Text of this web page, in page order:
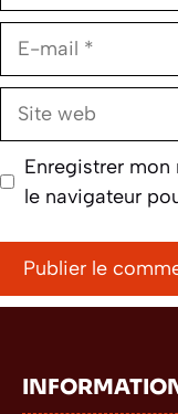
E-
Site
Enregistrer
le navigateur